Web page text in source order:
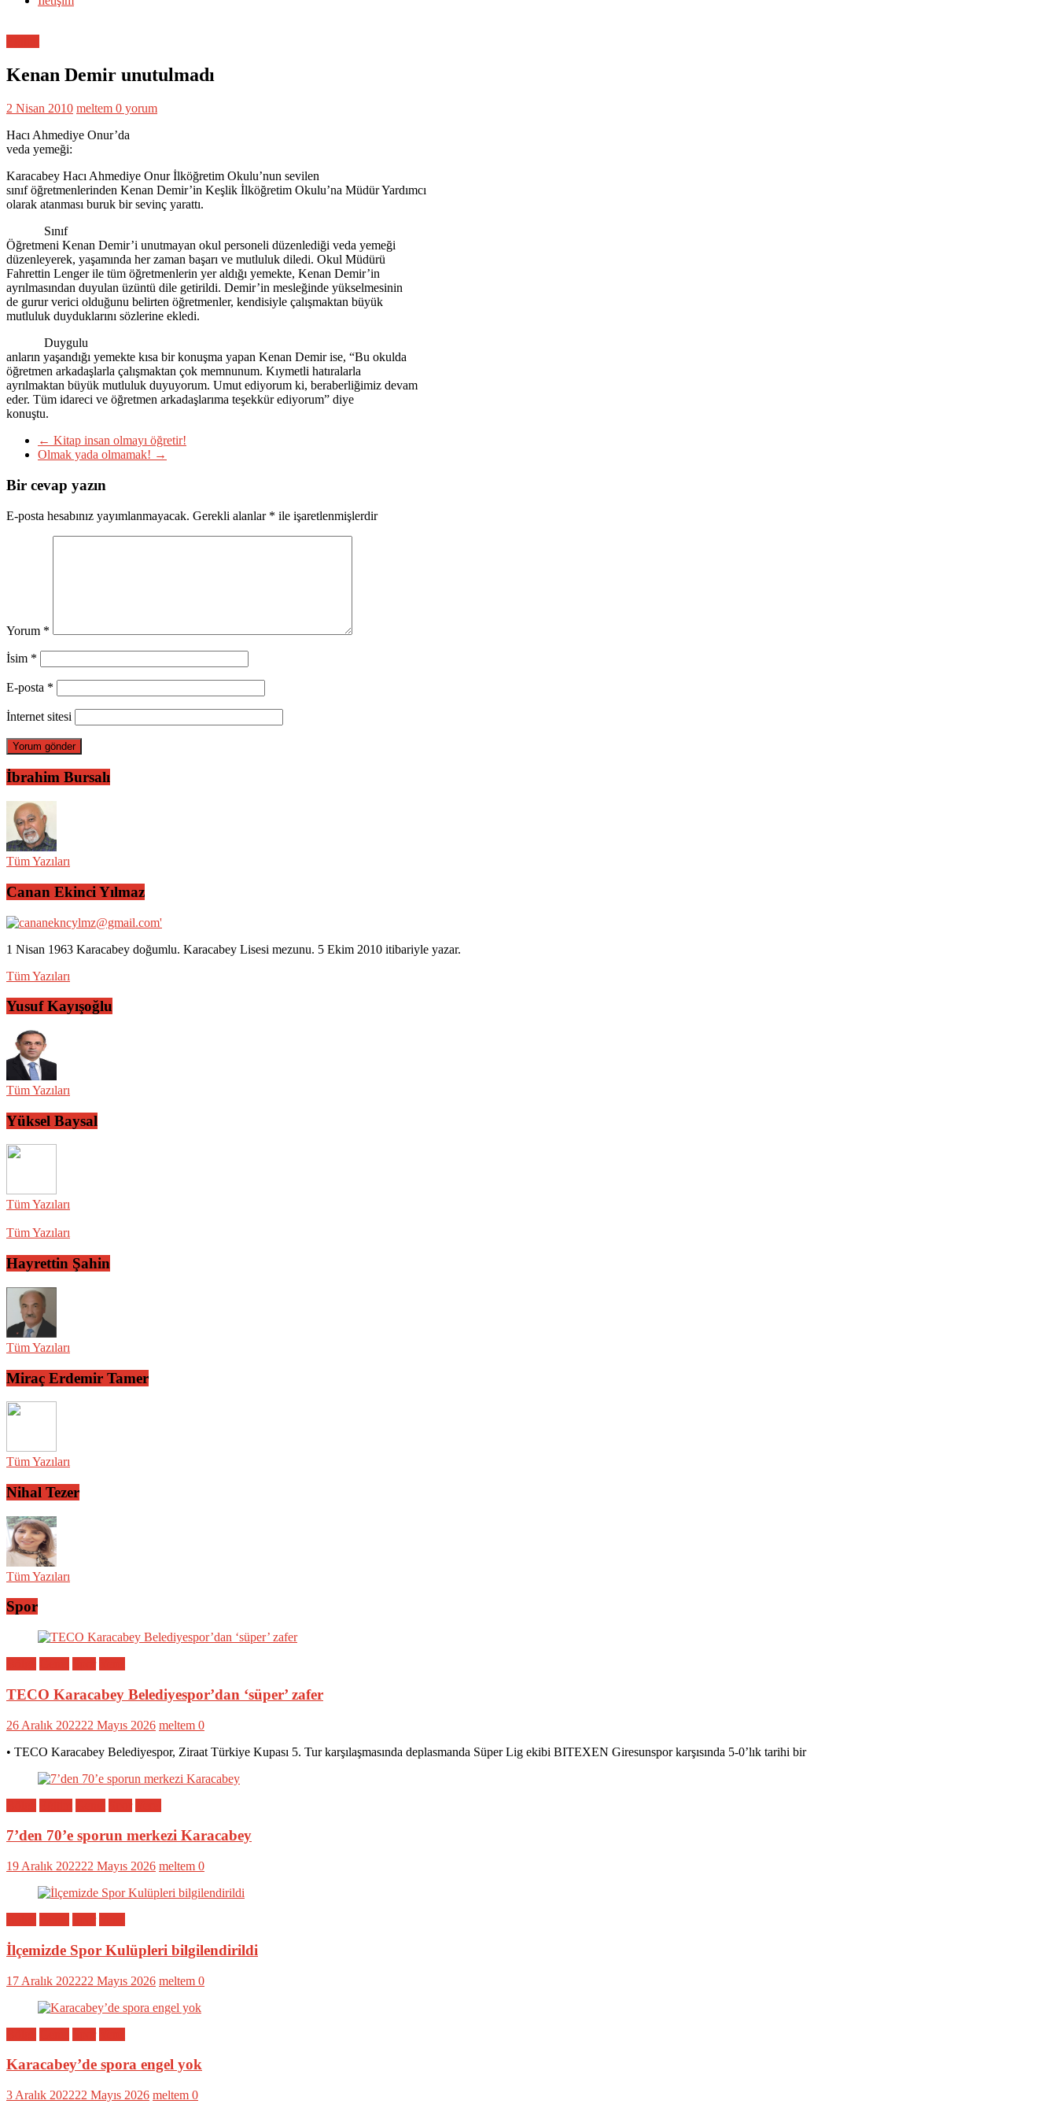
Kenan Demir unutulmadı
2 Nisan 2010 meltem 0 yorum
Hacı Ahmediye Onur’da
veda yemeği:
Karacabey Hacı Ahmediye Onur İlköğretim Okulu’nun sevilen
sınıf öğretmenlerinden Kenan Demir’in Keşlik İlköğretim Okulu’na Müdür Yardımcı
olarak atanması buruk bir sevinç yarattı.
Sınıf
Öğretmeni Kenan Demir’i unutmayan okul personeli düzenlediği veda yemeği
düzenleyerek, yaşamında her zaman başarı ve mutluluk diledi. Okul Müdürü
Fahrettin Lenger ile tüm öğretmenlerin yer aldığı yemekte, Kenan Demir’in
ayrılmasından duyulan üzüntü dile getirildi. Demir’in mesleğinde yükselmesinin
de gurur verici olduğunu belirten öğretmenler, kendisiyle çalışmaktan büyük
mutluluk duyduklarını sözlerine ekledi.
Duygulu
anların yaşandığı yemekte kısa bir konuşma yapan Kenan Demir ise, “Bu okulda
öğretmen arkadaşlarla çalışmaktan çok memnunum. Kıymetli hatıralarla
ayrılmaktan büyük mutluluk duyuyorum. Umut ediyorum ki, beraberliğimiz devam
eder. Tüm idareci ve öğretmen arkadaşlarıma teşekkür ediyorum” diye
konuştu.
← Kitap insan olmayı öğretir!
Olmak yada olmamak! →
Bir cevap yazın
E-posta hesabınız yayımlanmayacak. Gerekli alanlar * ile işaretlenmişlerdir
Yorum *
İsim *
E-posta *
İnternet sitesi
İbrahim Bursalı
Tüm Yazıları
Canan Ekinci Yılmaz
1 Nisan 1963 Karacabey doğumlu. Karacabey Lisesi mezunu. 5 Ekim 2010 itibariyle yazar.
Tüm Yazıları
Yusuf Kayışoğlu
Tüm Yazıları
Yüksel Baysal
Tüm Yazıları
Tüm Yazıları
Hayrettin Şahin
Tüm Yazıları
Miraç Erdemir Tamer
Tüm Yazıları
Nihal Tezer
Tüm Yazıları
Spor
TECO Karacabey Belediyespor’dan ‘süper’ zafer
26 Aralık 202222 Mayıs 2026 meltem 0
• TECO Karacabey Belediyespor, Ziraat Türkiye Kupası 5. Tur karşılaşmasında deplasmanda Süper Lig ekibi BITEXEN Giresunspor karşısında 5-0’lık tarihi bir
7’den 70’e sporun merkezi Karacabey
19 Aralık 202222 Mayıs 2026 meltem 0
İlçemizde Spor Kulüpleri bilgilendirildi
17 Aralık 202222 Mayıs 2026 meltem 0
Karacabey’de spora engel yok
3 Aralık 202222 Mayıs 2026 meltem 0